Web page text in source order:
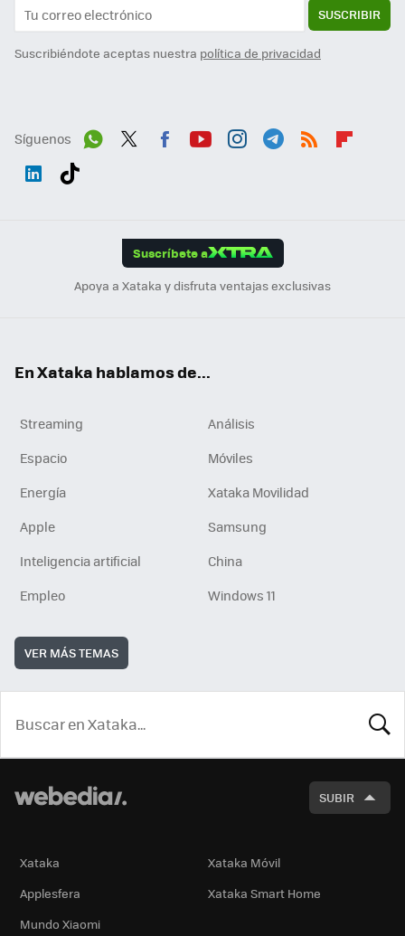
SUSCRIBIR
Suscribiéndote aceptas nuestra política de privacidad
Síguenos
Suscríbete a
Apoya a Xataka y disfruta ventajas exclusivas
En Xataka hablamos de...
Streaming
Análisis
Espacio
Móviles
Energía
Xataka Movilidad
Apple
Samsung
Inteligencia artificial
China
Empleo
Windows 11
VER MÁS TEMAS
SUBIR
Xataka
Xataka Móvil
Applesfera
Xataka Smart Home
Mundo Xiaomi